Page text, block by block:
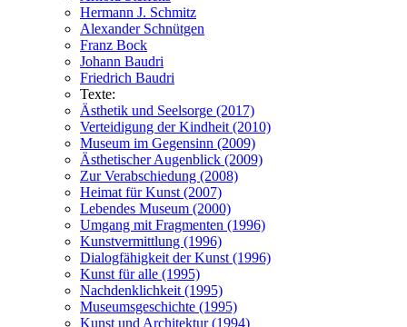
Hermann J. Schmitz
Alexander Schnütgen
Franz Bock
Johann Baudri
Friedrich Baudri
Texte:
Ästhetik und Seelsorge (2017)
Verteidigung der Kindheit (2010)
Museum im Gegensinn (2009)
Ästhetischer Augenblick (2009)
Zur Verabschiedung (2008)
Heimat für Kunst (2007)
Lebendes Museum (2000)
Umgang mit Fragmenten (1996)
Kunstvermittlung (1996)
Dialogfähigkeit der Kunst (1996)
Kunst für alle (1995)
Nachdenklichkeit (1995)
Museumsgeschichte (1995)
Kunst und Architektur (1994)